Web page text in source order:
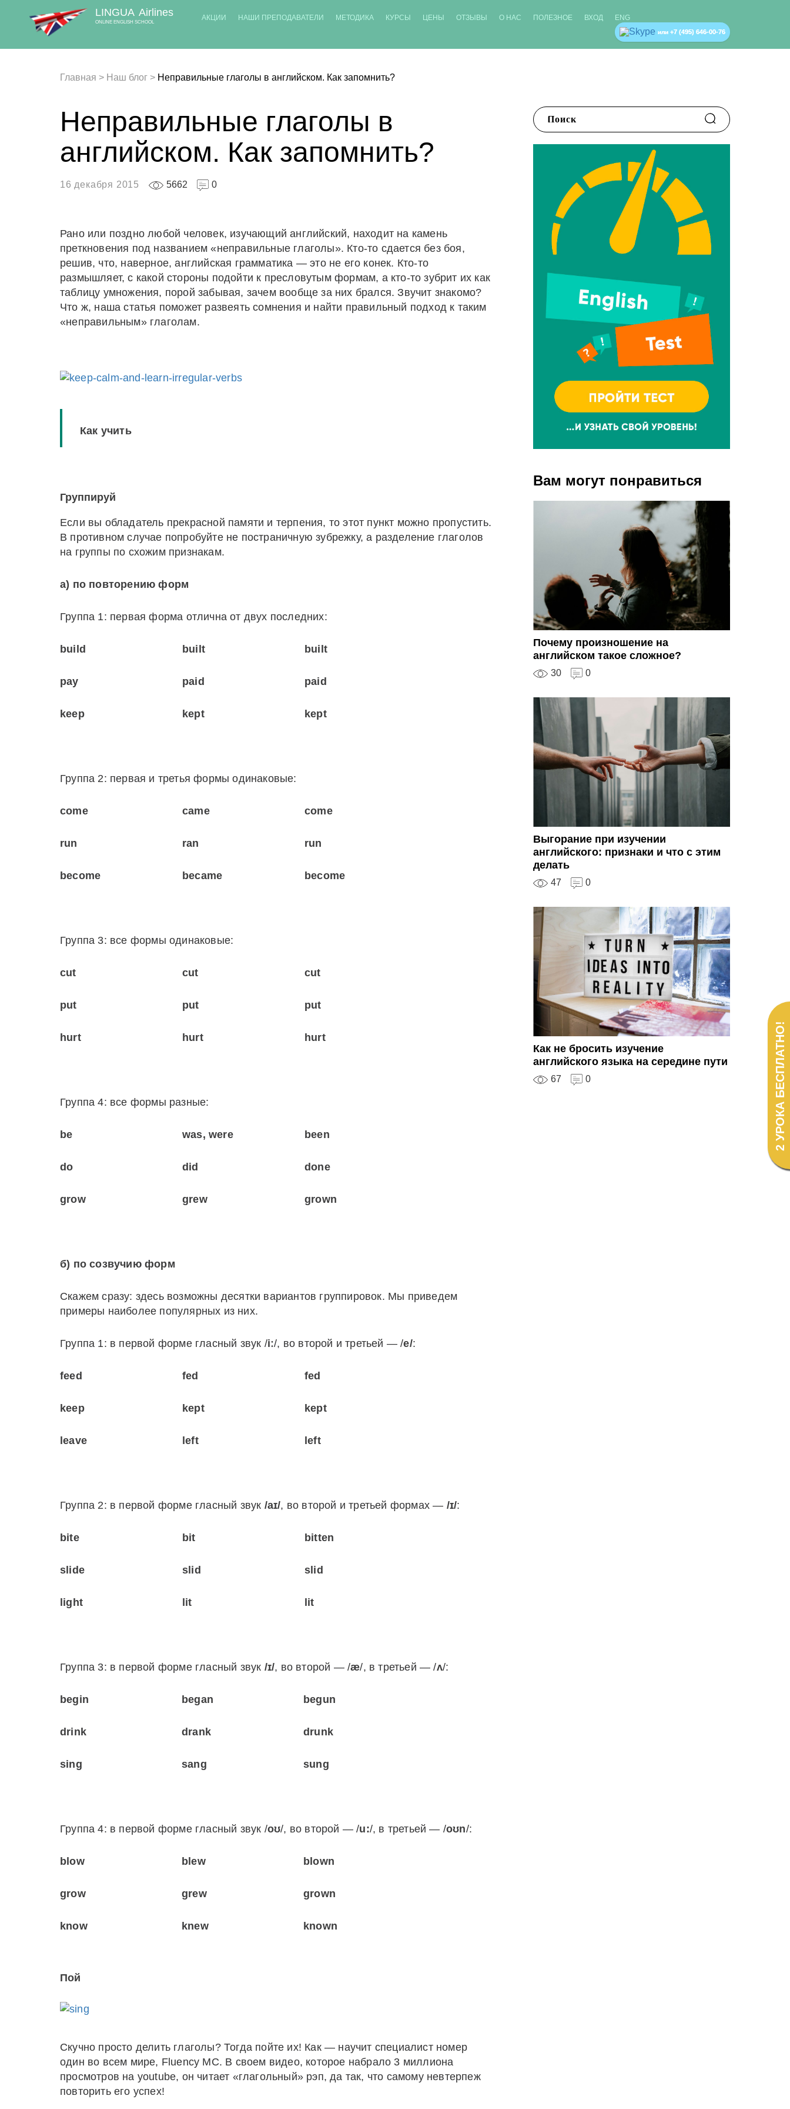
LINGUA Airlines
ONLINE ENGLISH SCHOOL
АКЦИИ НАШИ ПРЕПОДАВАТЕЛИ МЕТОДИКА КУРСЫ ЦЕНЫ ОТЗЫВЫ О НАС ПОЛЕЗНОЕ ВХОД ENG
или +7 (495) 646-00-76
Главная > Наш блог > Неправильные глаголы в английском. Как запомнить?
Вам могут понравиться
Почему произношение на
английском такое сложное?
30 0
Выгорание при изучении
английского: признаки и что с этим
делать
47 0
Как не бросить изучение
английского языка на середине пути
67 0
Неправильные глаголы в
английском. Как запомнить?
16 декабря 2015 5662 0
Рано или поздно любой человек, изучающий английский, находит на камень
преткновения под названием «неправильные глаголы». Кто-то сдается без боя,
решив, что, наверное, английская грамматика — это не его конек. Кто-то
размышляет, с какой стороны подойти к пресловутым формам, а кто-то зубрит их как
таблицу умножения, порой забывая, зачем вообще за них брался. Звучит знакомо?
Что ж, наша статья поможет развеять сомнения и найти правильный подход к таким
«неправильным» глаголам.
Как учить
Группируй
Если вы обладатель прекрасной памяти и терпения, то этот пункт можно пропустить.
В противном случае попробуйте не постраничную зубрежку, а разделение глаголов
на группы по схожим признакам.
а) по повторению форм
Группа 1: первая форма отлична от двух последних:
build built built
pay paid paid
keep kept kept
Группа 2: первая и третья формы одинаковые:
come came come
run ran run
become became become
Группа 3: все формы одинаковые:
cut cut cut
put put put
hurt hurt hurt
Группа 4: все формы разные:
be was, were been
do did done
grow grew grown
б) по созвучию форм
Скажем сразу: здесь возможны десятки вариантов группировок. Мы приведем
примеры наиболее популярных из них.
Группа 1: в первой форме гласный звук /iː/, во второй и третьей — /e/:
feed fed fed
keep kept kept
leave left left
Группа 2: в первой форме гласный звук /aɪ/, во второй и третьей формах — /ɪ/:
bite bit bitten
slide slid slid
light lit lit
Группа 3: в первой форме гласный звук /ɪ/, во второй — /æ/, в третьей — /ʌ/:
begin began begun
drink drank drunk
sing sang sung
Группа 4: в первой форме гласный звук /oʊ/, во второй — /u:/, в третьей — /oʊn/:
blow blew blown
grow grew grown
know knew known
Пой
Скучно просто делить глаголы? Тогда пойте их! Как — научит специалист номер
один во всем мире, Fluency MC. В своем видео, которое набрало 3 миллиона
просмотров на youtube, он читает «глагольный» рэп, да так, что самому невтерпеж
повторить его успех!
2 УРОКА БЕСПЛАТНО!